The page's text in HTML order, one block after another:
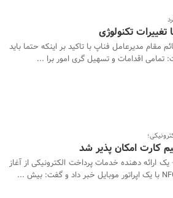
تکنولوژی
مقام مدیرعامل فناپ با تاکید بر اینکه حتما باید
تمامی اقدامات و تسهیل گری امور برا ...
کارت امکان پذیر شد
یک ارائه دهنده خدمات پرداخت الکترونیکی از آغاز